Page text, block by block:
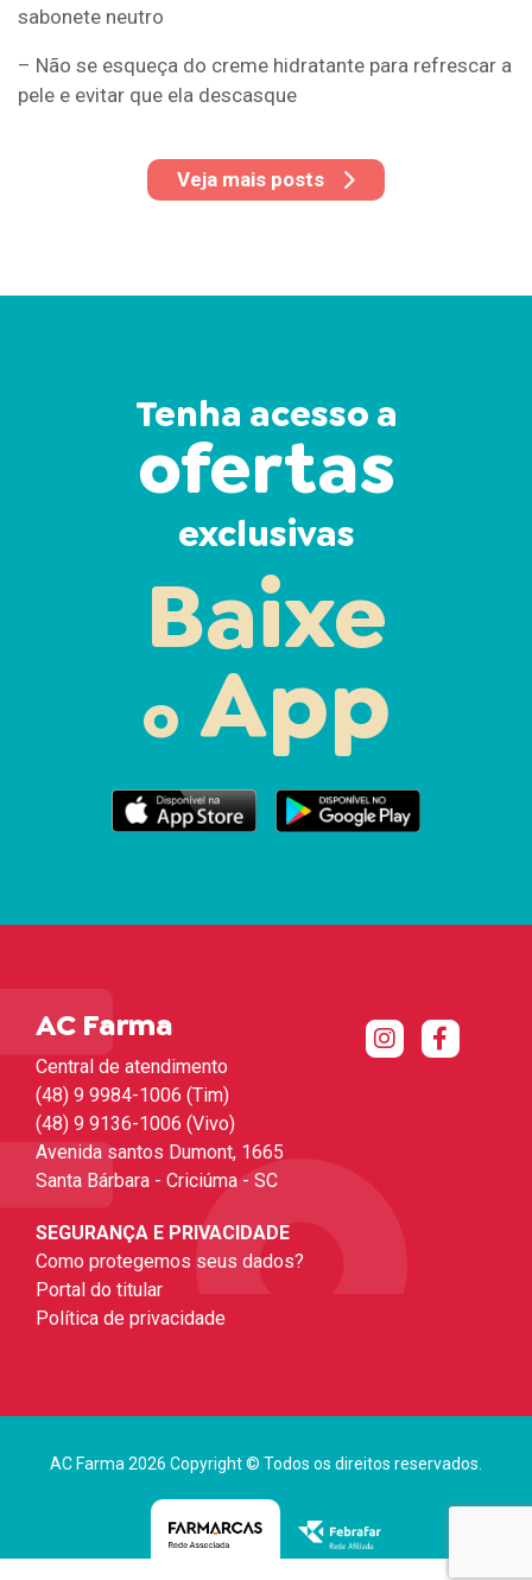
sabonete neutro
– Não se esqueça do creme hidratante para refrescar a
pele e evitar que ela descasque
Veja mais posts
Tenha acesso a
ofertas
exclusivas
Baixe
o App
AC Farma
Central de atendimento
(48) 9 9984-1006 (Tim)
(48) 9 9136-1006 (Vivo)
Avenida santos Dumont, 1665
Santa Bárbara - Criciúma - SC
SEGURANÇA E PRIVACIDADE
Como protegemos seus dados?
Portal do titular
Política de privacidade
AC Farma 2026 Copyright © Todos os direitos reservados.